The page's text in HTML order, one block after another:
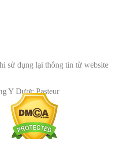
sử dụng lại thông tin từ website
Y Dược Pasteur